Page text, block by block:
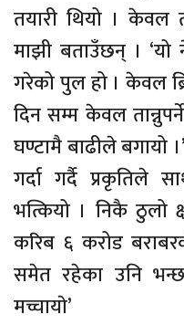
तयारी थियो । केवल
माझी बताउँछन् । ‘यो
गरेको पुल हो । केवल
दिन सम्म केवल
घण्टामै बाढीले बगायो
गर्दा गर्दै प्रकृतिले
भत्कियो । निकै ठुलो
करिब ६ करोड
समेत रहेका उनि
मच्चायाे’